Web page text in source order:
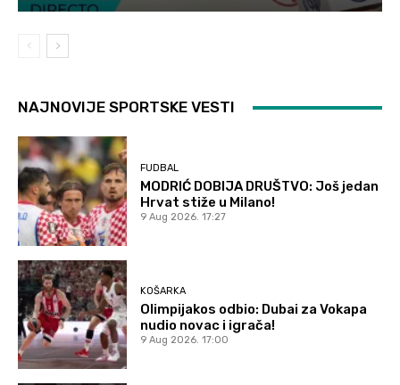
NAJNOVIJE SPORTSKE VESTI
FUDBAL
MODRIĆ DOBIJA DRUŠTVO: Još jedan
Hrvat stiže u Milano!
9 Aug 2026. 17:27
KOŠARKA
Olimpijakos odbio: Dubai za Vokapa
nudio novac i igrača!
9 Aug 2026. 17:00